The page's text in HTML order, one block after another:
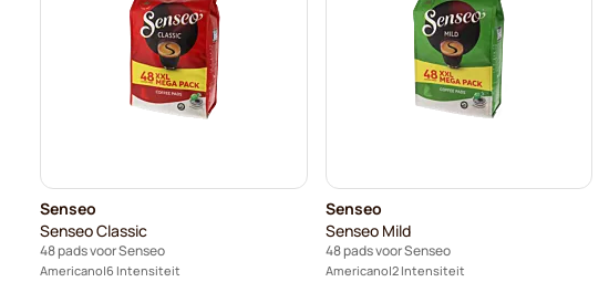
Senseo
Senseo Classic
48 pads voor Senseo
Americano 6 Intensiteit
Senseo
Senseo Mild
48 pads voor Senseo
Americano 2 Intensiteit